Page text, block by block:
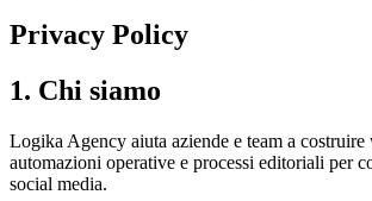
Privacy Policy
1. Chi siamo
Logika Agency aiuta aziende e team a
automazioni operative e processi editoriali per
social media.